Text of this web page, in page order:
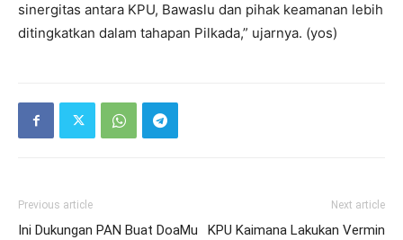
sinergitas antara KPU, Bawaslu dan pihak keamanan lebih
ditingkatkan dalam tahapan Pilkada,” ujarnya. (yos)
Previous article
Ini Dukungan PAN Buat DoaMu
Next article
KPU Kaimana Lakukan Vermin